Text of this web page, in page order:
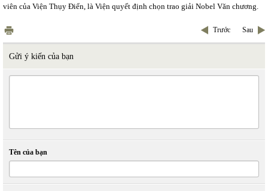
viên của Viện Thụy Điển, là Viện quyết định chọn trao giải Nobel Văn chương.
Trước Sau
Gửi ý kiến của bạn
Tên của bạn